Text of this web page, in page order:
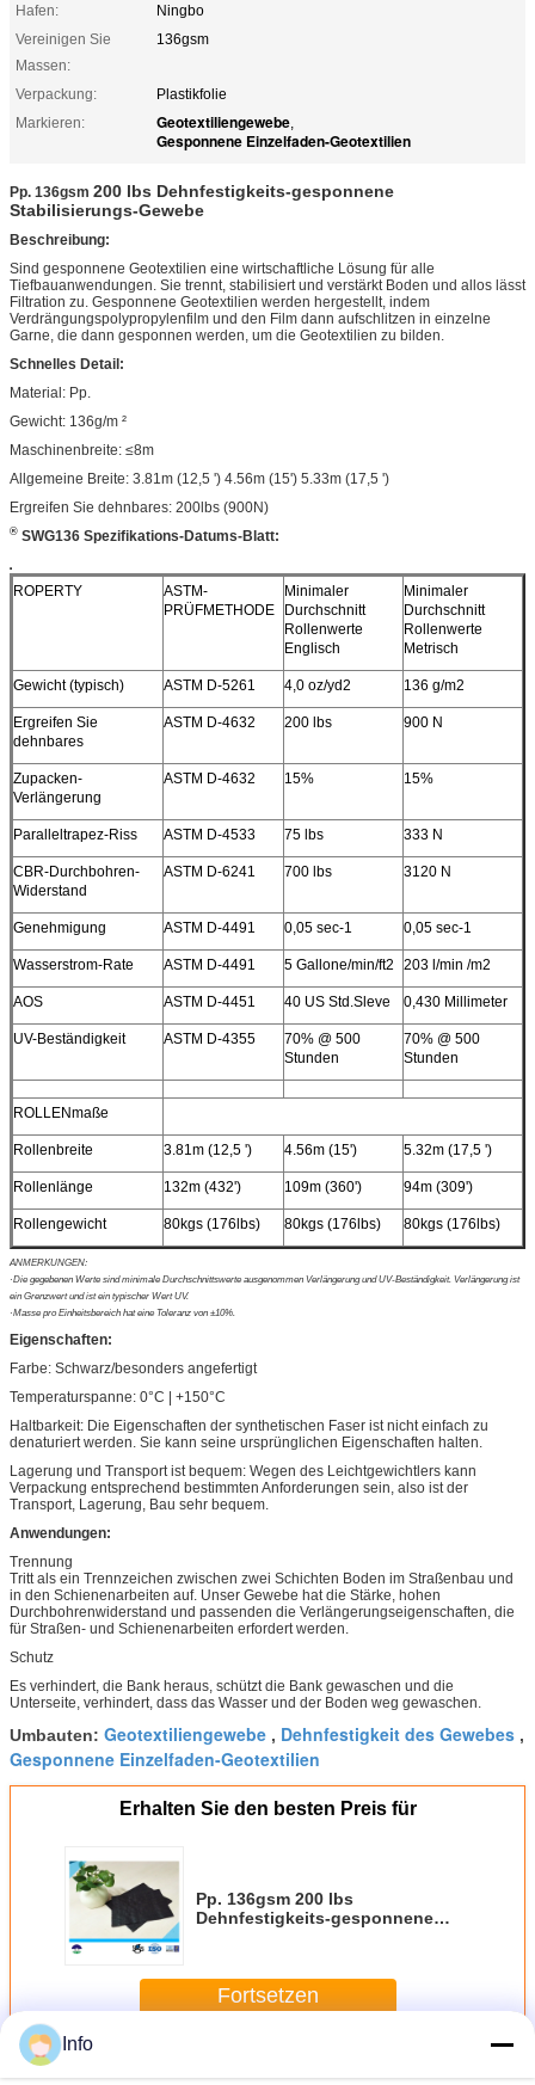
Hafen:
Ningbo
Vereinigen Sie
Massen:
136gsm
Verpackung:
Plastikfolie
Markieren:
Geotextiliengewebe,
Gesponnene Einzelfaden-Geotextilien
Pp. 136gsm 200 lbs Dehnfestigkeits-gesponnene
Stabilisierungs-Gewebe
Beschreibung:
Sind gesponnene Geotextilien eine wirtschaftliche Lösung für alle
Tiefbauanwendungen. Sie trennt, stabilisiert und verstärkt Boden und allos lässt
Filtration zu. Gesponnene Geotextilien werden hergestellt, indem
Verdrängungspolypropylenfilm und den Film dann aufschlitzen in einzelne
Garne, die dann gesponnen werden, um die Geotextilien zu bilden.
Schnelles Detail:
Material: Pp.
Gewicht: 136g/m ²
Maschinenbreite: ≤8m
Allgemeine Breite: 3.81m (12,5 ') 4.56m (15') 5.33m (17,5 ')
Ergreifen Sie dehnbares: 200lbs (900N)
® SWG136 Spezifikations-Datums-Blatt:
ROPERTY
ASTM-
PRÜFMETHODE
Minimaler
Durchschnitt
Rollenwerte
Englisch
Minimaler
Durchschnitt
Rollenwerte
Metrisch
Gewicht (typisch) ASTM D-5261 4,0 oz/yd2 136 g/m2
Ergreifen Sie
dehnbares
ASTM D-4632 200 lbs 900 N
Zupacken-
Verlängerung
ASTM D-4632 15% 15%
Paralleltrapez-Riss ASTM D-4533 75 lbs 333 N
CBR-Durchbohren-
Widerstand
ASTM D-6241 700 lbs 3120 N
Genehmigung ASTM D-4491 0,05 sec-1 0,05 sec-1
Wasserstrom-Rate ASTM D-4491 5 Gallone/min/ft2 203 l/min /m2
AOS ASTM D-4451 40 US Std.Sleve 0,430 Millimeter
UV-Beständigkeit ASTM D-4355
70% @ 500
Stunden
70% @ 500
Stunden
ROLLENmaße
Rollenbreite 3.81m (12,5 ') 4.56m (15') 5.32m (17,5 ')
Rollenlänge 132m (432') 109m (360') 94m (309')
Rollengewicht 80kgs (176lbs) 80kgs (176lbs) 80kgs (176lbs)
ANMERKUNGEN:
·Die gegebenen Werte sind minimale Durchschnittswerte ausgenommen Verlängerung und UV-Beständigkeit. Verlängerung ist
ein Grenzwert und ist ein typischer Wert UV.
·Masse pro Einheitsbereich hat eine Toleranz von ±10%.
Eigenschaften:
Farbe: Schwarz/besonders angefertigt
Temperaturspanne: 0°C | +150°C
Haltbarkeit: Die Eigenschaften der synthetischen Faser ist nicht einfach zu
denaturiert werden. Sie kann seine ursprünglichen Eigenschaften halten.
Lagerung und Transport ist bequem: Wegen des Leichtgewichtlers kann
Verpackung entsprechend bestimmten Anforderungen sein, also ist der
Transport, Lagerung, Bau sehr bequem.
Anwendungen:
Trennung
Tritt als ein Trennzeichen zwischen zwei Schichten Boden im Straßenbau und
in den Schienenarbeiten auf. Unser Gewebe hat die Stärke, hohen
Durchbohrenwiderstand und passenden die Verlängerungseigenschaften, die
für Straßen- und Schienenarbeiten erfordert werden.
Schutz
Es verhindert, die Bank heraus, schützt die Bank gewaschen und die
Unterseite, verhindert, dass das Wasser und der Boden weg gewaschen.
Umbauten: Geotextiliengewebe , Dehnfestigkeit des Gewebes ,
Gesponnene Einzelfaden-Geotextilien
Erhalten Sie den besten Preis für
Pp. 136gsm 200 lbs
Dehnfestigkeits-gesponnene
Fortsetzen
Mehr
Info